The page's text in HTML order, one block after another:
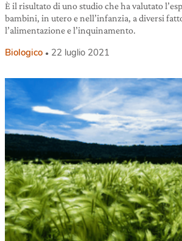
È il risultato di uno studio che ha valutato
bambini, in utero e nell’infanzia, a diversi
l’alimentazione e l’inquinamento.
Biologico 22 luglio 2021